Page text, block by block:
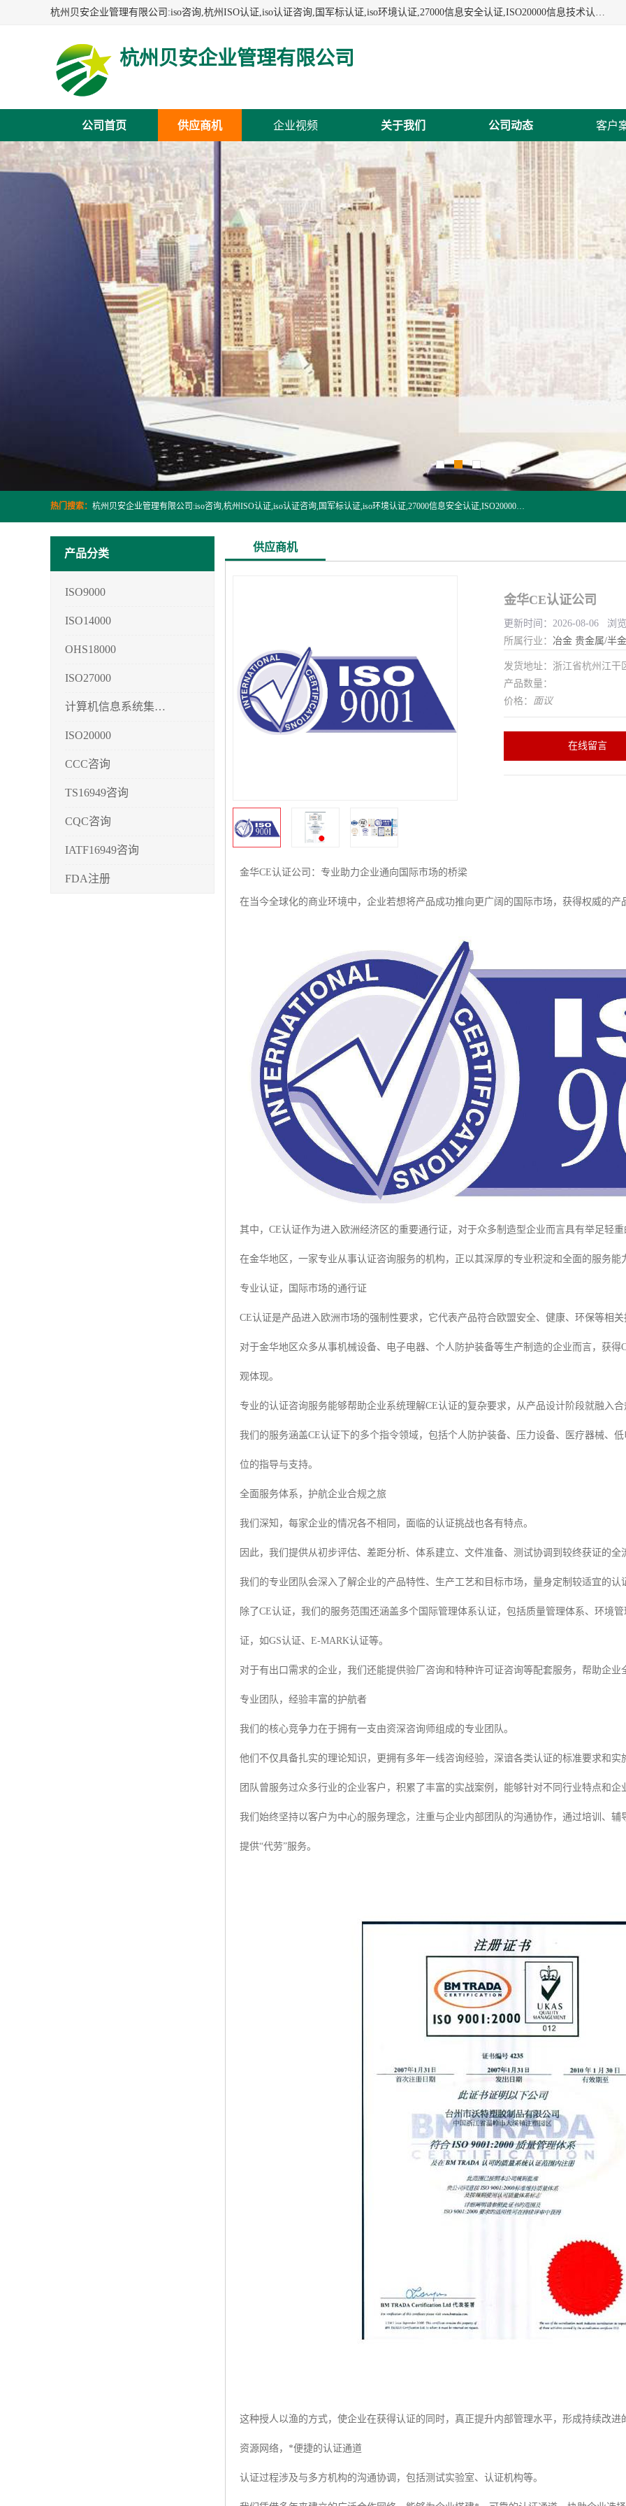
杭州贝安企业管理有限公司:iso咨询,杭州ISO认证,iso认证咨询,国军标认证,iso环境认证,27000信息安全认证,ISO20000信息技术认证,口罩检测报告,32610检测报告,CCRC认证,ISO50001认证,ITSS认证,两化融合认证,出口口罩检测报告等认证代理服务,本公司有近10年的体系咨询经验,能业务覆盖范围南到海南三亚北到新疆阿克苏.
杭州贝安企业管理有限公司
公司首页 供应商机 企业视频 关于我们 公司动态 客户
热门搜索： 杭州贝安企业管理有限公司:iso咨询,杭州ISO认证,iso认证咨询,国军标认证,iso环境认证,27000信息安全认证,ISO20000信息技术认证,口罩检测报告,32610检测报告,CCRC认证,ISO50001认证,ITSS认证,两化融合认证,出口口罩检测报告等认证代理服务,本公司有近10年的体系咨询经验,能业务覆盖范围南到海南三亚北到新疆阿克苏.
产品分类
ISO9000
ISO14000
OHS18000
ISO27000
计算机信息系统集成3/4/5
ISO20000
CCC咨询
TS16949咨询
CQC咨询
IATF16949咨询
FDA注册
供应商机
金华CE认证公司
更新时间：2026-08-06 浏
所属行业： 冶金 贵金属/半
发货地址：浙江省杭州江
产品数量：
价格： 面议
在线留言
金华CE认证公司：专业助力企业通向国际市场的桥梁
在当今全球化的商业环境中，企业若想将产品成功推向更广阔的国际市场，获得权威的产
其中，CE认证作为进入欧洲经济区的重要通行证，对于众多制造型企业而言具有举足轻
在金华地区，一家专业从事认证咨询服务的机构，正以其深厚的专业积淀和全面的服务
专业认证，国际市场的通行证
CE认证是产品进入欧洲市场的强制性要求，它代表产品符合欧盟安全、健康、环保等相
对于金华地区众多从事机械设备、电子电器、个人防护装备等生产制造的企业而言，获
观体现。
专业的认证咨询服务能够帮助企业系统理解CE认证的复杂要求，从产品设计阶段就融入
我们的服务涵盖CE认证下的多个指令领域，包括个人防护装备、压力设备、医疗器械、
位的指导与支持。
全面服务体系，护航企业合规之旅
我们深知，每家企业的情况各不相同，面临的认证挑战也各有特点。
因此，我们提供从初步评估、差距分析、体系建立、文件准备、测试协调到较终获证的全
我们的专业团队会深入了解企业的产品特性、生产工艺和目标市场，量身定制较适宜的认
除了CE认证，我们的服务范围还涵盖多个国际管理体系认证，包括质量管理体系、环境
证，如GS认证、E-MARK认证等。
对于有出口需求的企业，我们还能提供验厂咨询和特种许可证咨询等配套服务，帮助企
专业团队，经验丰富的护航者
我们的核心竞争力在于拥有一支由资深咨询师组成的专业团队。
他们不仅具备扎实的理论知识，更拥有多年一线咨询经验，深谙各类认证的标准要求和实
团队曾服务过众多行业的企业客户，积累了丰富的实战案例，能够针对不同行业特点和
我们始终坚持以客户为中心的服务理念，注重与企业内部团队的沟通协作，通过培训、
提供“代劳”服务。
这种授人以渔的方式，使企业在获得认证的同时，真正提升内部管理水平，形成持续改进
资源网络，*便捷的认证通道
认证过程涉及与多方机构的沟通协调，包括测试实验室、认证机构等。